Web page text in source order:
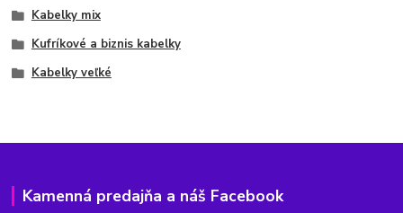
Kabelky mix
Kufríkové a biznis kabelky
Kabelky veľké
Kamenná predajňa a náš Facebook